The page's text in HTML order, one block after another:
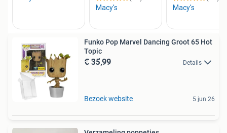
Funko Pop Marvel Dancing Groot 65 Hot
Topic
€ 35,99 Details
Bezoek website 5 jun 26